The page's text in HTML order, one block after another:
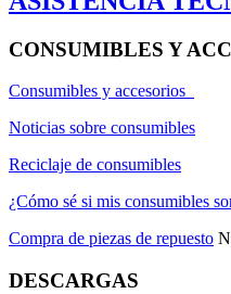
CONSUMIBLES Y
Consumibles y accesorios
Noticias sobre consumibles
Reciclaje de consumibles
¿Cómo sé si mis consumibles
Compra de piezas de repuesto
DESCARGAS